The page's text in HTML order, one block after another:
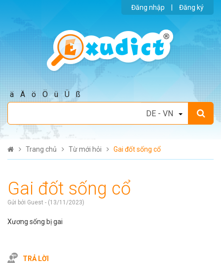
Đăng nhập Đăng ký
ä Ä ö Ö ü Ü ß
Trang chủ Từ mới hỏi Gai đốt sống cổ
Gai đốt sống cổ
Gửi bởi Guest - (13/11/2023)
Xương sống bị gai
TRẢ LỜI